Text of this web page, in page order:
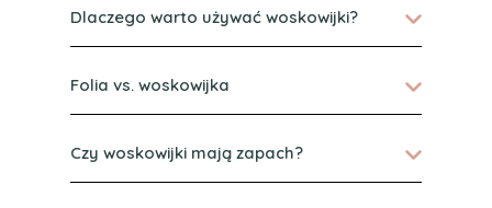
Dlaczego warto używać woskowijki?
Folia vs. woskowijka
Czy woskowijki mają zapach?